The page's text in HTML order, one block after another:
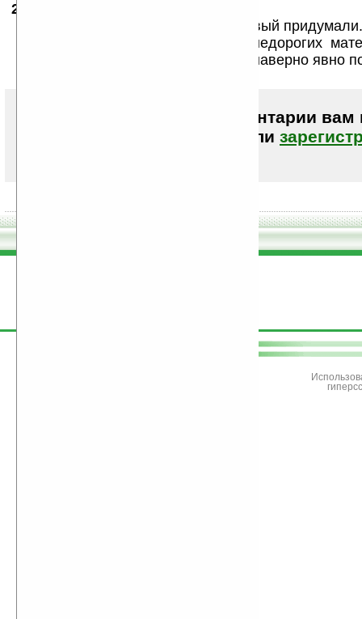
29.05.2009
Думаю пойдут. Байонет врядли новый придумали.
Но вот с «Новинки сделаны из недорогих
пластиковые крепления», тут они наверно явно
Чтобы писать комментарии вам
или